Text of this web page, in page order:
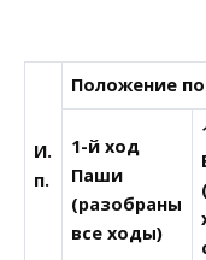
И.
п.
Положение
1-й ход
Паши
(разобраны
все ходы)